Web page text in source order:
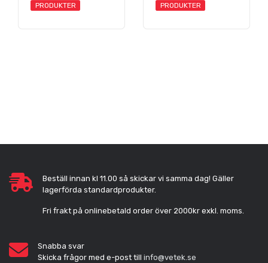
PRODUKTER PRODUKTER
Beställ innan kl 11.00 så skickar vi samma dag! Gäller
lagerförda standardprodukter.
Fri frakt på onlinebetald order över 2000kr exkl. moms.
Snabba svar
Skicka frågor med e-post till info@vetek.se